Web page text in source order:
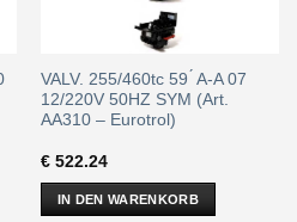
VALV. 255/460tc 59 ́ A-A 07
12/220V 50HZ SYM (Art.
AA310 – Eurotrol)
€522.24
IN DEN WARENKORB